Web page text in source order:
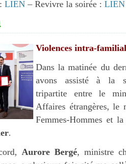
LIEN – Revivre la soirée : LIEN
Violences intra-
Dans la matinée du
avons assisté à la
tripartite entre le
Affaires étrangères, le
Femmes-Hommes et
.
Aurore Bergé, ministre